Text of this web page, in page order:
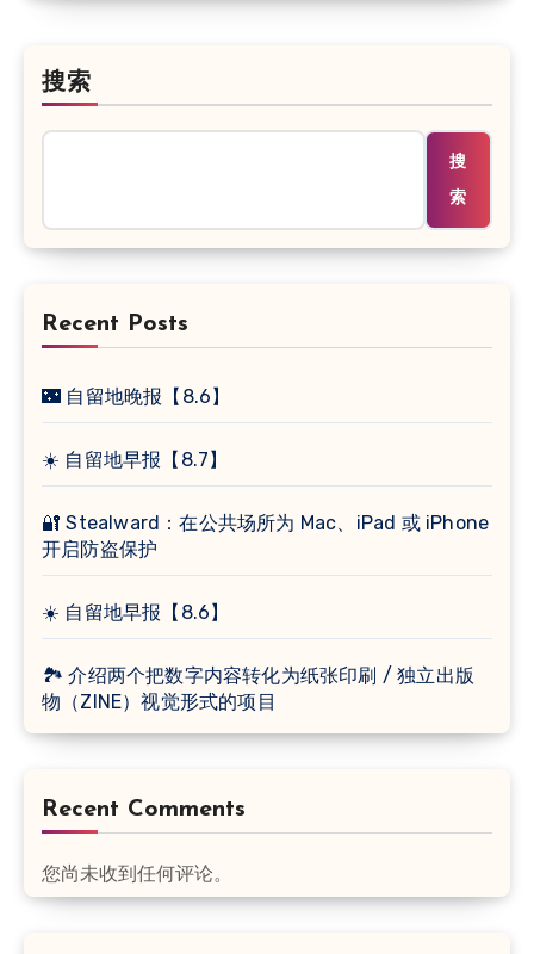
搜索
搜
索
Recent Posts
🌃 自留地晚报【8.6】
☀️ 自留地早报【8.7】
🔐 Stealward：在公共场所为 Mac、iPad 或 iPhone
开启防盗保护
☀️ 自留地早报【8.6】
🏞 介绍两个把数字内容转化为纸张印刷 / 独立出版
物（ZINE）视觉形式的项目
Recent Comments
您尚未收到任何评论。